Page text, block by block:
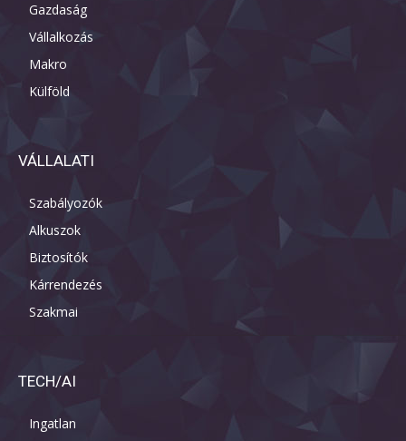
Gazdaság
Vállalkozás
Makro
Külföld
VÁLLALATI
Szabályozók
Alkuszok
Biztosítók
Kárrendezés
Szakmai
TECH/AI
Ingatlan